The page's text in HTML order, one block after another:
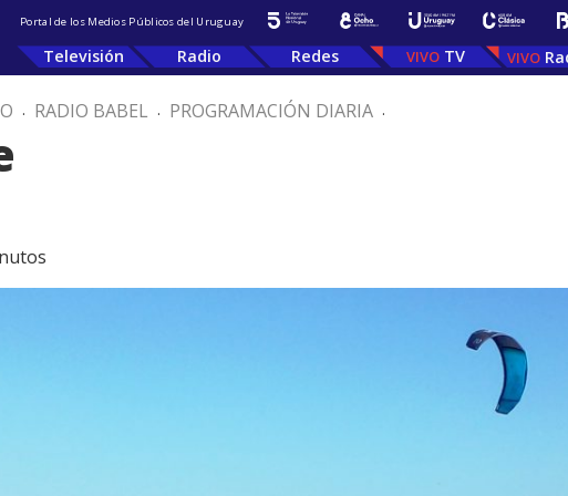
Portal de los Medios Públicos del Uruguay
Televisión Radio Redes TV
. RADIO BABEL . PROGRAMACIÓN DIARIA .